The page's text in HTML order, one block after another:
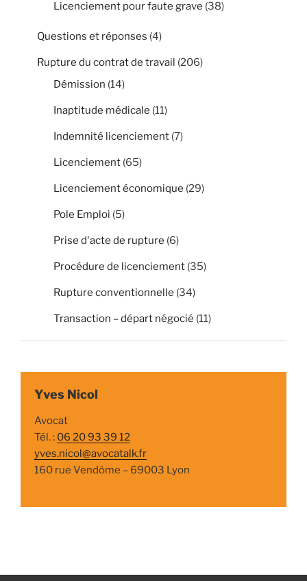
Licenciement pour faute grave (38)
Questions et réponses (4)
Rupture du contrat de travail (206)
Démission (14)
Inaptitude médicale (11)
Indemnité licenciement (7)
Licenciement (65)
Licenciement économique (29)
Pole Emploi (5)
Prise d'acte de rupture (6)
Procédure de licenciement (35)
Rupture conventionnelle (34)
Transaction – départ négocié (11)
Yves Nicol
Avocat
Tél. : 06 20 93 39 12
yves.nicol@avocatalk.fr
160 rue Vendôme – 69003 Lyon